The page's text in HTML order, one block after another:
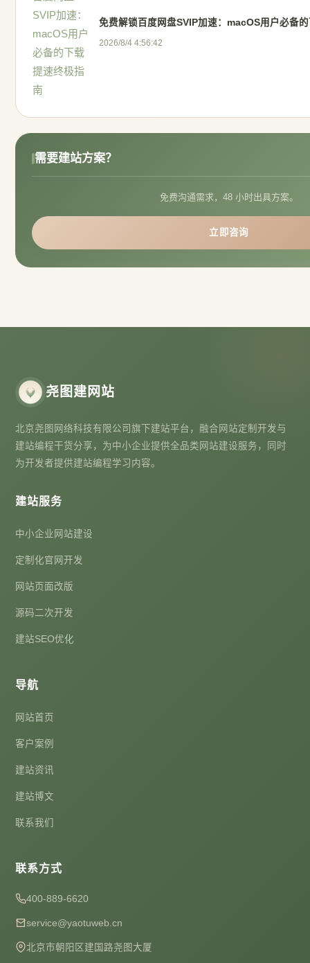
免费解锁百度网盘SVIP加速：macOS用户必备
2026/8/4 4:56:42
需要建站方案？
免费沟通需求，48 小时出具方案。
立即咨询
尧图建网站
北京尧图网络科技有限公司旗下建站平台，融合网站定制开发与
建站编程干货分享，为中小企业提供全品类网站建设服务，同时
为开发者提供建站编程学习内容。
建站服务
中小企业网站建设
定制化官网开发
网站页面改版
源码二次开发
建站SEO优化
导航
网站首页
客户案例
建站资讯
建站博文
联系我们
联系方式
400-889-6620
service@yaotuweb.cn
北京市朝阳区建国路尧图大厦